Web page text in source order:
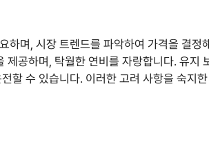
하며, 시장 트렌드를 파악하여 가격을 결정
공하며, 탁월한 연비를 자랑합니다. 유지
할 수 있습니다. 이러한 고려 사항을 숙지